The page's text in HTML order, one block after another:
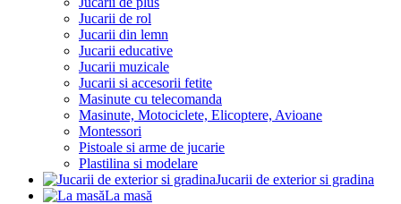
Jucarii de rol
Jucarii din lemn
Jucarii educative
Jucarii muzicale
Jucarii si accesorii fetite
Masinute cu telecomanda
Masinute, Motociclete, Elicoptere, Avioane
Montessori
Pistoale si arme de jucarie
Plastilina si modelare
Jucarii de exterior si gradina
La masă